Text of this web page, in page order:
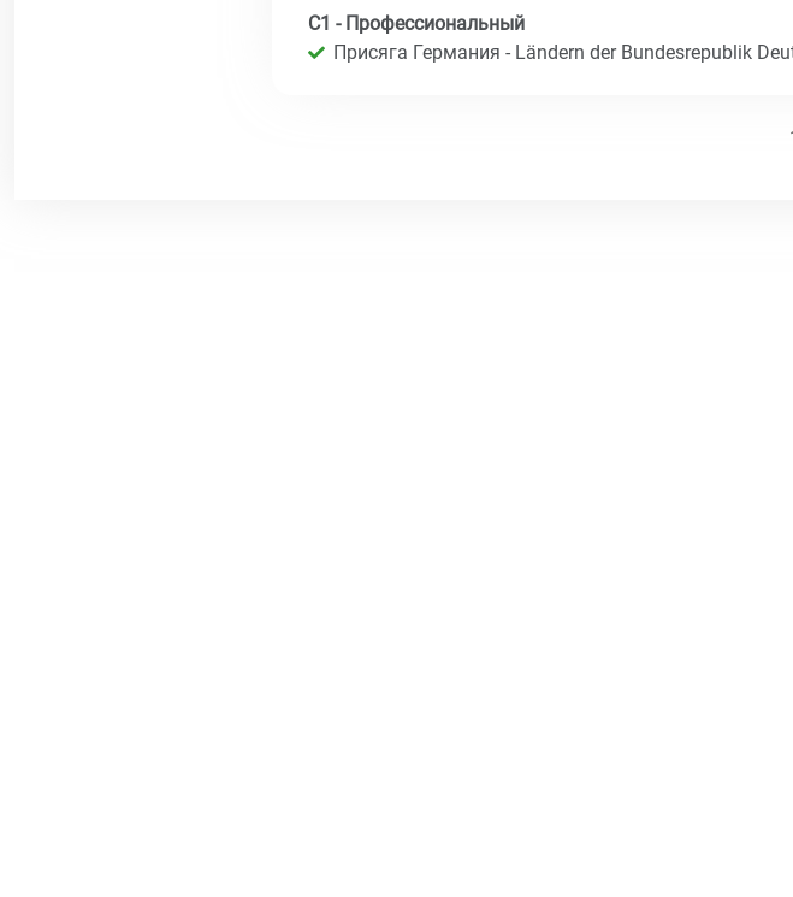
C1 - Профессиональный
Присяга Германия - Ländern der Bundesrepublik